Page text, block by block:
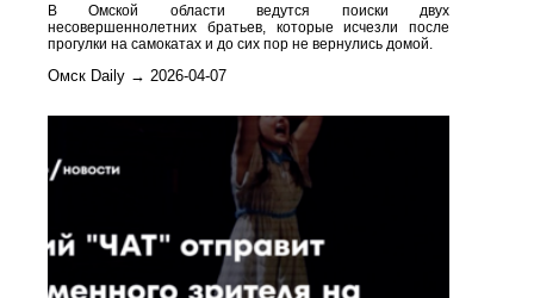
В Омской области ведутся поиски двух
несовершеннолетних братьев, которые исчезли после
прогулки на самокатах и до сих пор не вернулись домой.
Омск Daily → 2026-04-07